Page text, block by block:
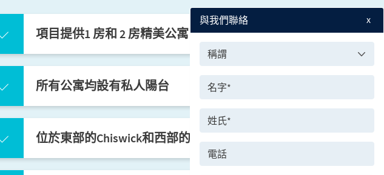
與我們聯絡 x
項目提供1 房和 2 房精美公寓，售格由 435,000 英鎊*起
所有公寓均設有私人陽台
位於東部的Chiswick和西部的Ealing的便利位置